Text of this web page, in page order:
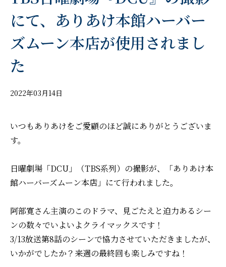
にて、ありあけ本館ハーバー
ズムーン本店が使用されまし
た
2022年03月14日
いつもありあけをご愛顧のほど誠にありがとうございま
す。
日曜劇場「DCU」（TBS系列）の撮影が、「ありあけ本
館ハーバーズムーン本店」にて行われました。
阿部寛さん主演のこのドラマ、見ごたえと迫力あるシー
ンの数々でいよいよクライマックスです！
3/13放送第8話のシーンで協力させていただきましたが、
いかがでしたか？来週の最終回も楽しみですね！